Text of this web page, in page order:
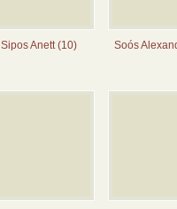
Sipos Anett (10) Soós